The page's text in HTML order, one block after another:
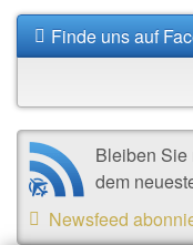
Finde uns auf
Bleiben Sie
dem
Newsfeed